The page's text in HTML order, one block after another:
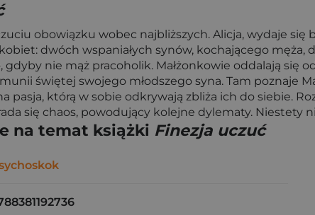
obowiązku wobec najbliższych. Alicja, wydaje
dwóch wspaniałych synów, kochającego
nie mąż pracoholik. Małżonkowie oddalają się
świętej swojego młodszego syna. Tam poznaje
pasja, którą w sobie odkrywają zbliża ich do siebie.
się chaos, powodujący kolejne dylematy. Niestety
na temat książki Finezja uczuć